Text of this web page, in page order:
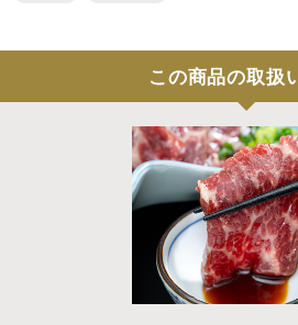
この商品の取扱